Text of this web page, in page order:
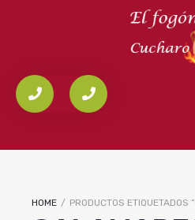
HOME / PRODUCTOS ETIQUETADOS